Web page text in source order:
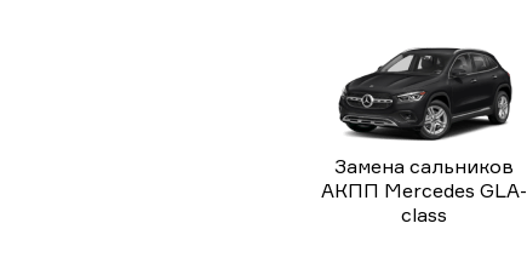
Замена сальников
АКПП Mercedes GLA-
class